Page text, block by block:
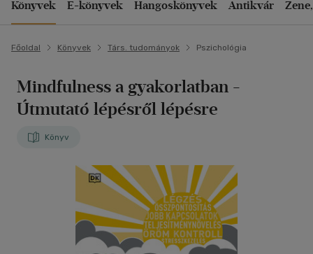
Könyvek E-könyvek Hangoskönyvek Antikvár
Főoldal Könyvek Társ. tudományok Pszichológia
Mindfulness a gyakorlatban -
Útmutató lépésről lépésre
Könyv